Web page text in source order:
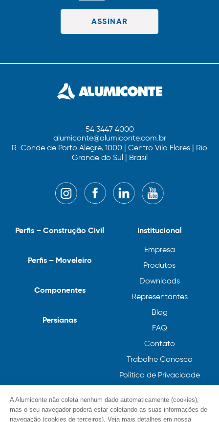
54 3447 4000
alumiconte@alumiconte.com.br
R. Conde de Porto Alegre, 1000 | Centro Vila Flores | Rio
Grande do Sul | Brasil
Institucional
Empresa
Produtos
Downloads
Representantes
Blog
FAQ
Contato
Trabalhe Conosco
Política de Privacidade
Perfis – Construção Civil
Perfis – Moveleiro
Componentes
Persianas
A Alumiconte não coleta nenhum dado automaticamente (cookies),
mas o seu navegador poderá estar coletando as suas informações de
navegação (cookies de terceiros). Veja mais detalhes em nossa